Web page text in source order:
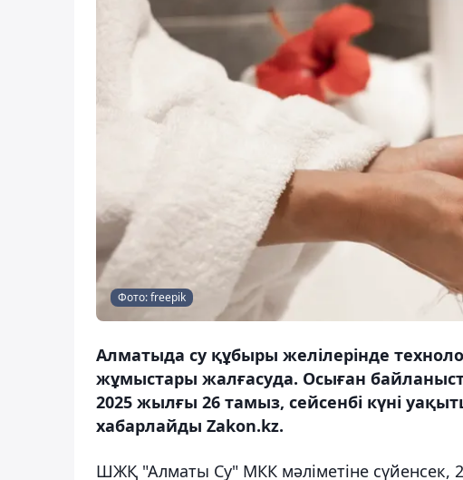
Фото: freepik
Алматыда су құбыры желілерінде
жұмыстары жалғасуда. Осыған
2025 жылғы 26 тамыз, сейсенбі күні
хабарлайды Zakon.kz.
ШЖҚ "Алматы Су" МКК мәліметіне сүйенсек,